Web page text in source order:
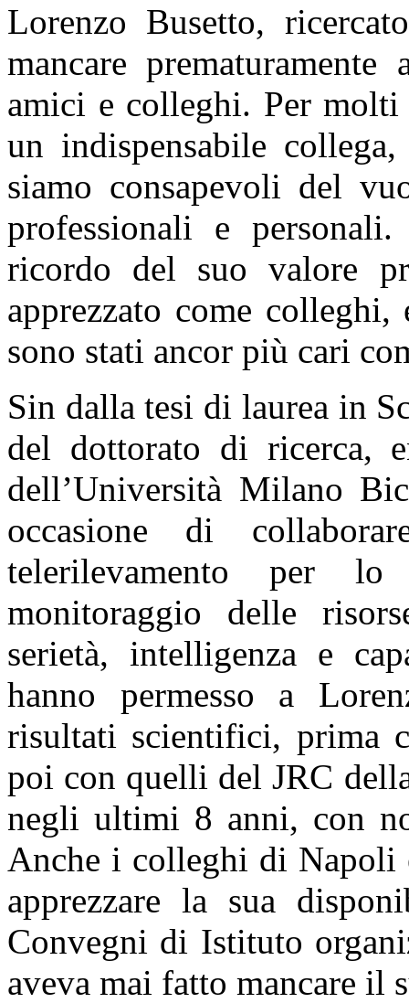
Lorenzo Busetto,
mancare
amici e colleghi. Per
un indispensabile
siamo consapevoli del
professionali e
ricordo del suo valore
apprezzato come
sono stati ancor più cari
Sin dalla tesi di laurea in
del dottorato di ricerca,
dell’Università Milano
occasione di
telerilevamento per
monitoraggio delle
serietà, intelligenza e
hanno permesso a
risultati scientifici, prima
poi con quelli del JRC
negli ultimi 8 anni, con
Anche i colleghi di Napoli
apprezzare la sua
Convegni di Istituto
aveva mai fatto mancare il